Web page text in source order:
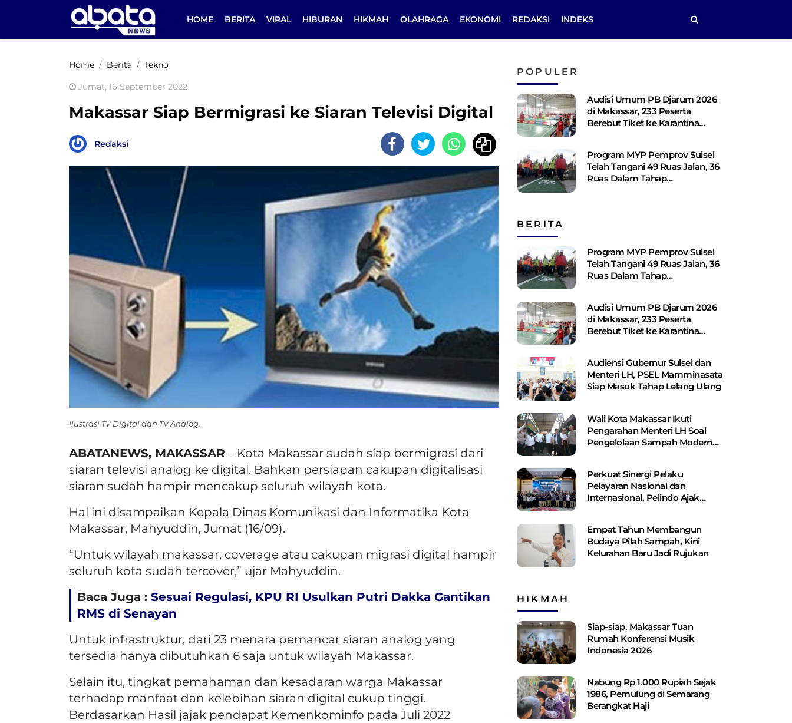
HOME BERITA VIRAL HIBURAN HIKMAH OLAHRAGA EKONOMI REDAKSI INDEKS
Home Berita Tekno
Jumat, 16 September 2022
Makassar Siap Bermigrasi ke Siaran Televisi Digital
Redaksi
Ilustrasi TV Digital dan TV Analog.
ABATANEWS, MAKASSAR – Kota Makassar sudah siap bermigrasi dari
siaran televisi analog ke digital. Bahkan persiapan cakupan digitalisasi
siaran sudah hampir mencakup seluruh wilayah kota.
Hal ini disampaikan Kepala Dinas Komunikasi dan Informatika Kota
Makassar, Mahyuddin, Jumat (16/09).
“Untuk wilayah makassar, coverage atau cakupan migrasi digital hampir
seluruh kota sudah tercover,” ujar Mahyuddin.
Baca Juga : Sesuai Regulasi, KPU RI Usulkan Putri Dakka Gantikan
RMS di Senayan
Untuk infrastruktur, dari 23 menara pemancar siaran analog yang
tersedia hanya dibutuhkan 6 saja untuk wilayah Makassar.
Selain itu, tingkat pemahaman dan kesadaran warga Makassar
terhadap manfaat dan kelebihan siaran digital cukup tinggi.
Berdasarkan Hasil jajak pendapat Kemenkominfo pada Juli 2022
POPULER
Audisi Umum PB Djarum 2026
di Makassar, 233 Peserta
Berebut Tiket ke Karantina
Program MYP Pemprov Sulsel
Telah Tangani 49 Ruas Jalan, 36
Ruas Dalam Tahap
BERITA
Program MYP Pemprov Sulsel
Telah Tangani 49 Ruas Jalan, 36
Ruas Dalam Tahap
Audisi Umum PB Djarum 2026
di Makassar, 233 Peserta
Berebut Tiket ke Karantina
Audiensi Gubernur Sulsel dan
Menteri LH, PSEL Mamminasata
Siap Masuk Tahap Lelang Ulang
Wali Kota Makassar Ikuti
Pengarahan Menteri LH Soal
Pengelolaan Sampah Modern
Perkuat Sinergi Pelaku
Pelayaran Nasional dan
Internasional, Pelindo Ajak
Empat Tahun Membangun
Budaya Pilah Sampah, Kini
Kelurahan Baru Jadi Rujukan
HIKMAH
Siap-siap, Makassar Tuan
Rumah Konferensi Musik
Indonesia 2026
Nabung Rp 1.000 Rupiah Sejak
1986, Pemulung di Semarang
Berangkat Haji